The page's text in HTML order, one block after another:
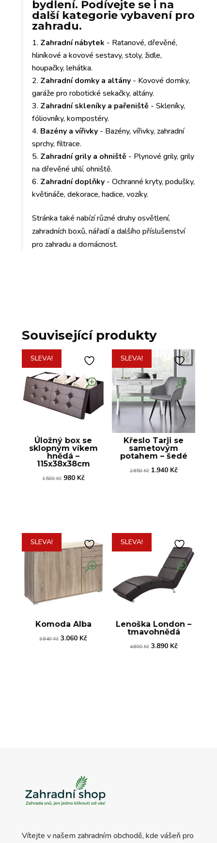
bydlení. Podívejte se i na
další kategorie vybavení pro
zahradu.
Zahradní nábytek - Ratanové, dřevěné,
hliníkové a kovové sestavy, stoly, židle,
houpačky, lehátka.
Zahradní domky a altány- Kovové domky,
garáže pro robotické sekačky, altány.
Zahradní skleníky a pařeniště - Skleníky,
fóliovníky, kompostéry.
Bazény a vířivky- Bazény, vířivky, zahradní
sprchy, filtrace.
Zahradní grily a ohniště - Plynové grily, grily
na dřevěné uhlí, ohniště.
Zahradní doplňky- Ochranné kryty, podušky,
květináče, dekorace, hadice, vozíky.
Stránka také nabízí různé druhy osvětlení,
zahradních boxů, nářadí a dalšího příslušenství
pro zahradu a domácnost.
Související produkty
SLEVA!
Úložný box se
sklopným víkem
hnědá –
115x38x38cm
1.500Kč Původní
980 KčAktuální
SLEVA!
Křeslo Tarji se
sametovým
potahem – šedé
2.850Kč Původní
1.940 KčAktuální
SLEVA!
Komoda Alba
3.840Kč Původní
3.060 KčAktuální
SLEVA!
Lenoška London –
tmavohnědá
4.800Kč Původní
3.890 KčAktuální
Vítejte v našem zahradním obchodě, kde vášeň pro